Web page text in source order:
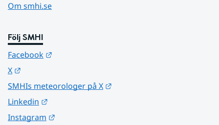
Om smhi.se
Följ SMHI
Facebook
X
SMHIs meteorologer på X
Linkedin
Instagram